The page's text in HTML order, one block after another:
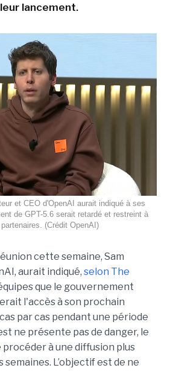
lancement.
et CEO d'OpenAI aurait indiqué à ses
de GPT-5.6 serait retardé et restreint à
(Crédit OpenAI)
cette semaine, Sam
aurait indiqué, selon The
que le gouvernement
l'accès à son prochain
par cas pendant une période
ne présente pas de danger, le
à une diffusion plus
semaines. L’objectif est de ne